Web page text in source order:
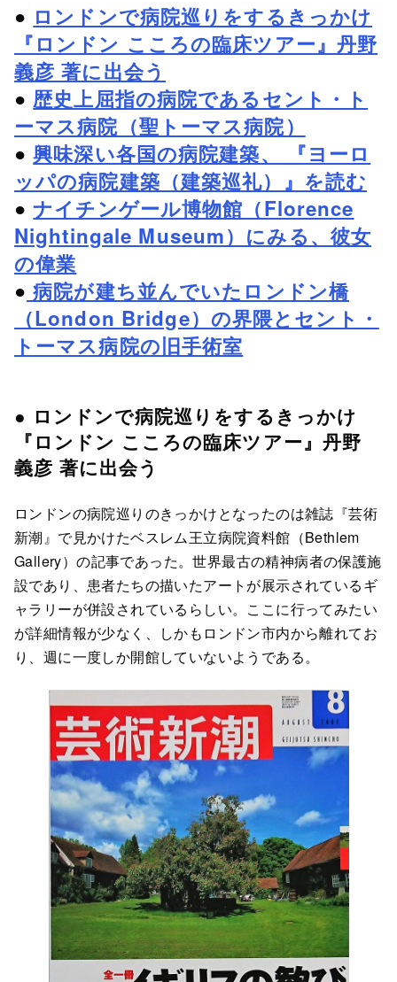
● ロンドンで病院巡りをするきっかけ
『ロンドン こころの臨床ツアー』丹野
義彦 著に出会う
● 歴史上屈指の病院であるセント・ト
ーマス病院（聖トーマス病院）
●興味深い各国の病院建築、 『ヨーロ
ッパの病院建築（建築巡礼）』を読む
●ナイチンゲール博物館（Florence
Nightingale Museum）にみる、彼女
の偉業
● 病院が建ち並んでいたロンドン橋
（London Bridge）の界隈とセント・
トーマス病院の旧手術室
● ロンドンで病院巡りをするきっかけ
『ロンドン こころの臨床ツアー』丹野
義彦 著に出会う
ロンドンの病院巡りのきっかけとなったのは雑誌『芸術
新潮』で見かけたベスレム王立病院資料館（Bethlem
Gallery）の記事であった。世界最古の精神病者の保護施
設であり、患者たちの描いたアートが展示されているギ
ャラリーが併設されているらしい。ここに行ってみたい
が詳細情報が少なく、しかもロンドン市内から離れてお
り、週に一度しか開館していないようである。